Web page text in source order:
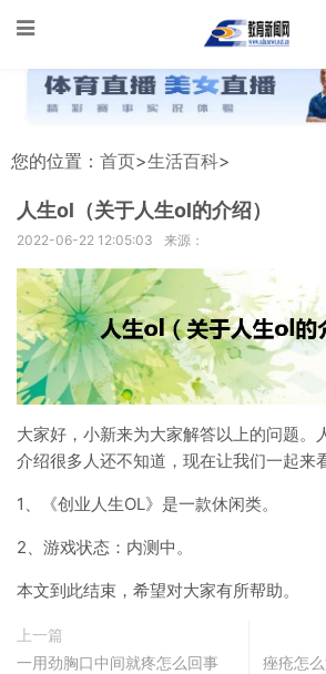
您的位置： 首页>生活百科>
人生ol（关于人生ol的介绍）
2022-06-22 12:05:03 来源：
大家好，小新来为大家解答以上的问题。
介绍很多人还不知道，现在让我们一起来
1、《创业人生OL》是一款休闲类。
2、游戏状态：内测中。
本文到此结束，希望对大家有所帮助。
上一篇
一用劲胸口中间就疼怎么回事
痤疮怎